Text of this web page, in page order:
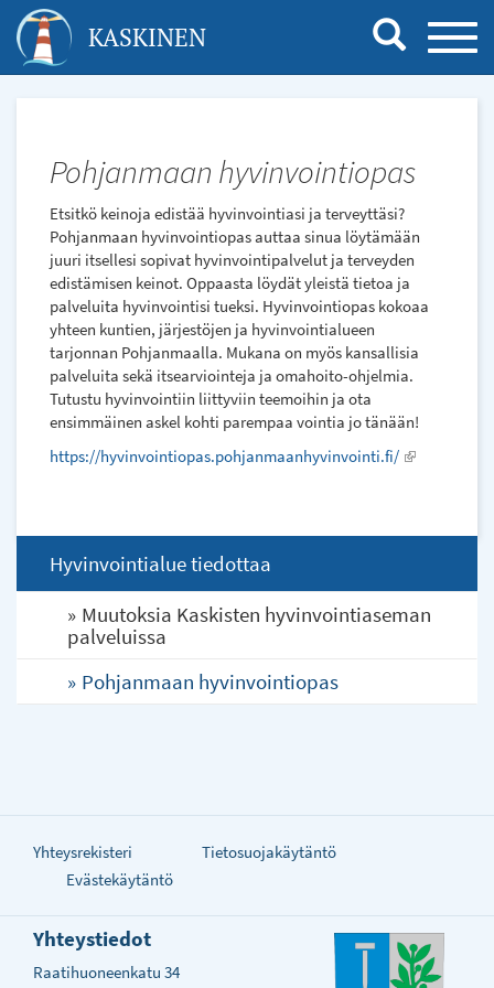
Hyppää
pääsisältöönKASKINEN
Pohjanmaan hyvinvointiopas
Etsitkö keinoja edistää hyvinvointiasi ja terveyttäsi?
Pohjanmaan hyvinvointiopas auttaa sinua löytämään
juuri itsellesi sopivat hyvinvointipalvelut ja terveyden
edistämisen keinot. Oppaasta löydät yleistä tietoa ja
palveluita hyvinvointisi tueksi. Hyvinvointiopas kokoaa
yhteen kuntien, järjestöjen ja hyvinvointialueen
tarjonnan Pohjanmaalla. Mukana on myös kansallisia
palveluita sekä itsearviointeja ja omahoito-ohjelmia.
Tutustu hyvinvointiin liittyviin teemoihin ja ota
ensimmäinen askel kohti parempaa vointia jo tänään!
https://hyvinvointiopas.pohjanmaanhyvinvointi.fi/ (link
Hyvinvointialue tiedottaa
Muutoksia Kaskisten hyvinvointiaseman
palveluissa
Pohjanmaan hyvinvointiopas
Yhteysrekisteri
Tietosuojakäytäntö
Evästekäytäntö
Yhteystiedot
Raatihuoneenkatu 34